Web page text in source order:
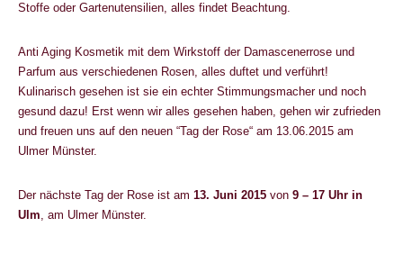
Stoffe oder Gartenutensilien, alles findet Beachtung.
Anti Aging Kosmetik mit dem Wirkstoff der Damascenerrose und
Parfum aus verschiedenen Rosen, alles duftet und verführt!
Kulinarisch gesehen ist sie ein echter Stimmungsmacher und noch
gesund dazu! Erst wenn wir alles gesehen haben, gehen wir zufrieden
und freuen uns auf den neuen “Tag der Rose“ am 13.06.2015 am
Ulmer Münster.
Der nächste Tag der Rose ist am 13. Juni 2015 von 9 – 17 Uhr in
Ulm, am Ulmer Münster.